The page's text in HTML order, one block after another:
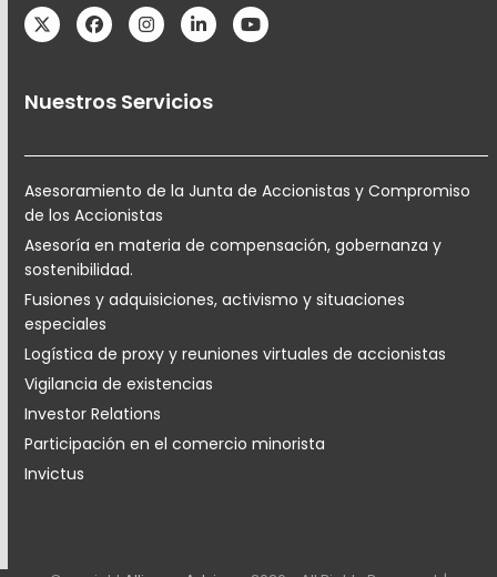
TwitterFacebookInstagram
LinkedInYouTube
Nuestros Servicios
Asesoramiento de la Junta de Accionistas y Compromiso
de los Accionistas
Asesoría en materia de compensación, gobernanza y
sostenibilidad.
Fusiones y adquisiciones, activismo y situaciones
especiales
Logística de proxy y reuniones virtuales de accionistas
Vigilancia de existencias
Investor Relations
Participación en el comercio minorista
Invictus